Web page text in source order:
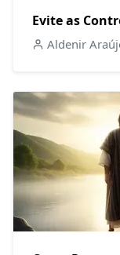
Evite as
Aldenir